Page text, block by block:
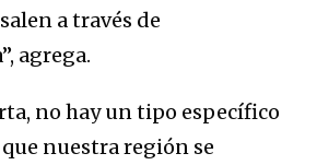
a través de
agrega.
no hay un tipo específico
nuestra región se